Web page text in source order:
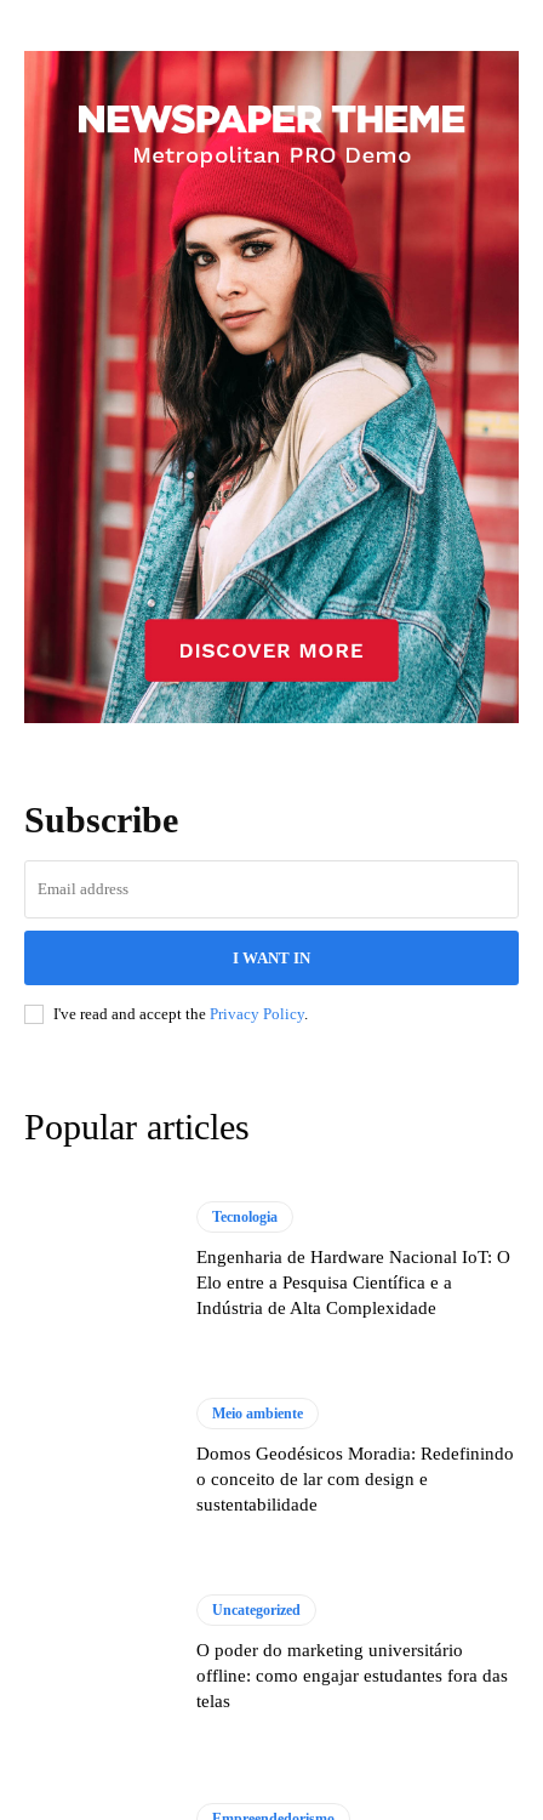
Subscribe
I WANT IN
I've read and accept the Privacy Policy.
Popular articles
Tecnologia
Engenharia de Hardware Nacional IoT: O
Elo entre a Pesquisa Científica e a
Indústria de Alta Complexidade
Meio ambiente
Domos Geodésicos Moradia: Redefinindo
o conceito de lar com design e
sustentabilidade
Uncategorized
O poder do marketing universitário
offline: como engajar estudantes fora das
telas